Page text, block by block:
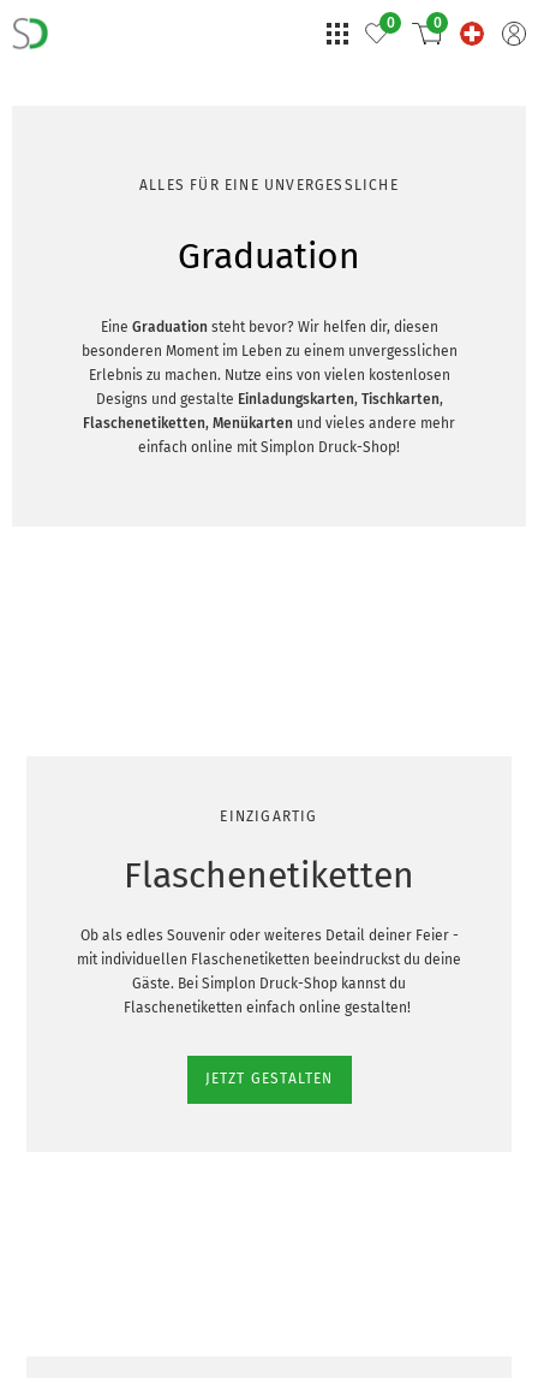
0 0
ALLES FÜR EINE UNVERGESSLICHE
Graduation
Eine Graduation steht bevor? Wir helfen dir, diesen
besonderen Moment im Leben zu einem unvergesslichen
Erlebnis zu machen. Nutze eins von vielen kostenlosen
Designs und gestalte Einladungskarten, Tischkarten,
Flaschenetiketten, Menükarten und vieles andere mehr
einfach online mit Simplon Druck-Shop!
EINZIGARTIG
Flaschenetiketten
Ob als edles Souvenir oder weiteres Detail deiner Feier -
mit individuellen Flaschenetiketten beeindruckst du deine
Gäste. Bei Simplon Druck-Shop kannst du
Flaschenetiketten einfach online gestalten!
JETZT GESTALTEN